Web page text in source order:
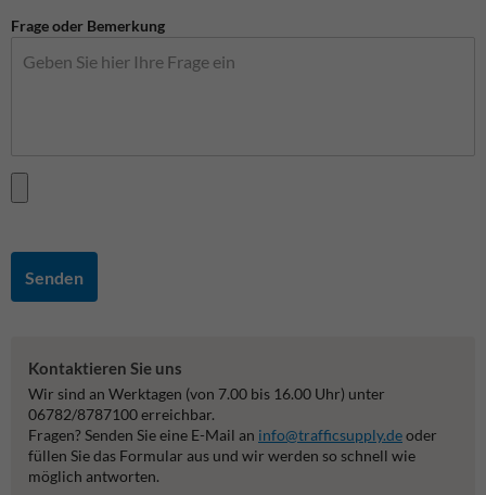
Frage oder Bemerkung
Senden
Kontaktieren Sie uns
Wir sind an Werktagen (von 7.00 bis 16.00 Uhr) unter
06782/8787100 erreichbar.
Fragen? Senden Sie eine E-Mail an info@trafficsupply.deoder
füllen Sie das Formular aus und wir werden so schnell wie
möglich antworten.